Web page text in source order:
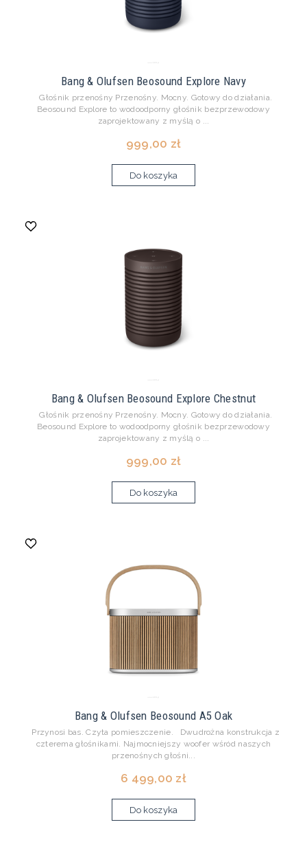
Bang & Olufsen Beosound Explore Navy
Głośnik przenośny Przenośny. Mocny. Gotowy do działania.
Beosound Explore to wodoodporny głośnik bezprzewodowy
zaprojektowany z myślą o ...
999,00 zł
Do koszyka
Bang & Olufsen Beosound Explore Chestnut
Głośnik przenośny Przenośny. Mocny. Gotowy do działania.
Beosound Explore to wodoodporny głośnik bezprzewodowy
zaprojektowany z myślą o ...
999,00 zł
Do koszyka
Bang & Olufsen Beosound A5 Oak
Przynosi bas. Czyta pomieszczenie. Dwudrożna konstrukcja z
czterema głośnikami. Najmocniejszy woofer wśród naszych
przenośnych głośni...
6 499,00 zł
Do koszyka